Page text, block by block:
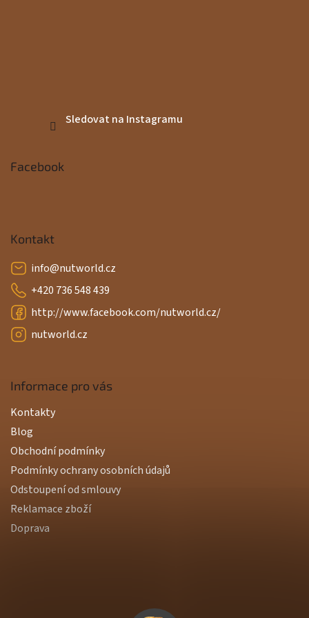
Sledovat na Instagramu
Facebook
Kontakt
info@nutworld.cz
+420 736 548 439
http://www.facebook.com/nutworld.cz/
nutworld.cz
Informace pro vás
Kontakty
Blog
Obchodní podmínky
Podmínky ochrany osobních údajů
Odstoupení od smlouvy
Reklamace zboží
Doprava